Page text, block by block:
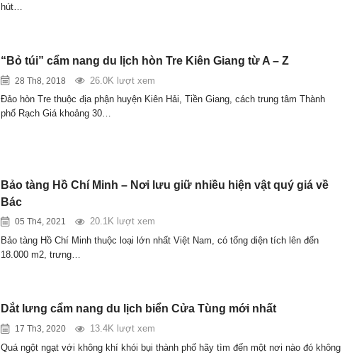
hút…
“Bỏ túi” cẩm nang du lịch hòn Tre Kiên Giang từ A – Z
28 Th8, 2018
26.0K lượt xem
Đảo hòn Tre thuộc địa phận huyện Kiên Hải, Tiền Giang, cách trung tâm Thành
phố Rạch Giá khoảng 30…
Bảo tàng Hồ Chí Minh – Nơi lưu giữ nhiều hiện vật quý giá về
Bác
05 Th4, 2021
20.1K lượt xem
Bảo tàng Hồ Chí Minh thuộc loại lớn nhất Việt Nam, có tổng diện tích lên đến
18.000 m2, trưng…
Dắt lưng cẩm nang du lịch biển Cửa Tùng mới nhất
17 Th3, 2020
13.4K lượt xem
Quá ngột ngạt với không khí khói bụi thành phố hãy tìm đến một nơi nào đó không